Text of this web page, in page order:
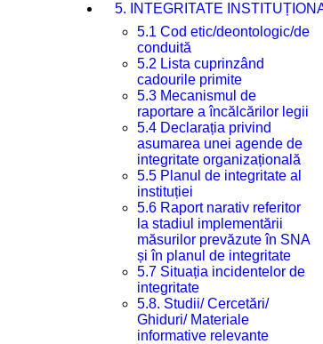
5. INTEGRITATE
5.1 Cod etic/deontologic/de
conduită
5.2 Lista cuprinzând
cadourile primite
5.3 Mecanismul de
raportare a încălcărilor legii
5.4 Declarația privind
asumarea unei agende de
integritate organizațională
5.5 Planul de integritate al
instituției
5.6 Raport narativ referitor
la stadiul implementării
măsurilor prevăzute în SNA
și în planul de integritate
5.7 Situația incidentelor de
integritate
5.8. Studii/ Cercetări/
Ghiduri/ Materiale
informative relevante